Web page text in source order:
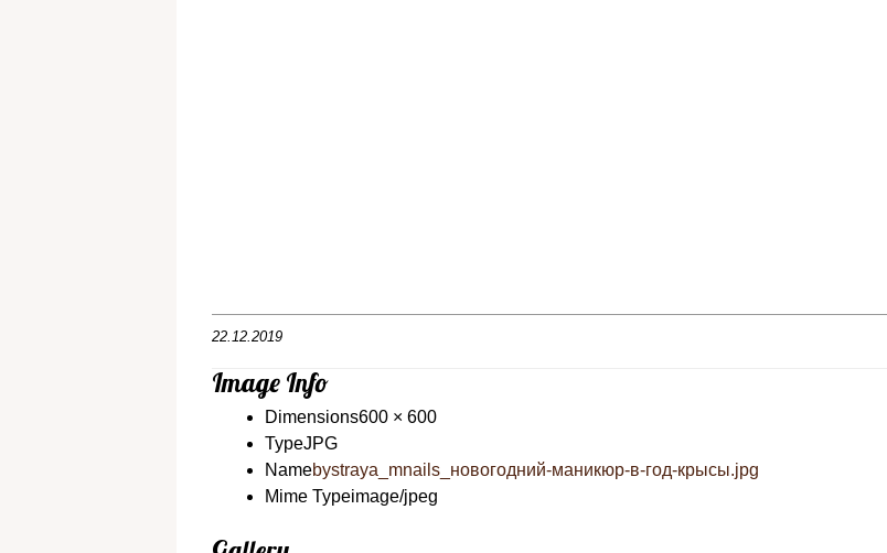
22.12.2019
Image Info
Dimensions600 × 600
TypeJPG
Namebystraya_mnails_новогодний-маникюр-в-год-крысы.jpg
Mime Typeimage/jpeg